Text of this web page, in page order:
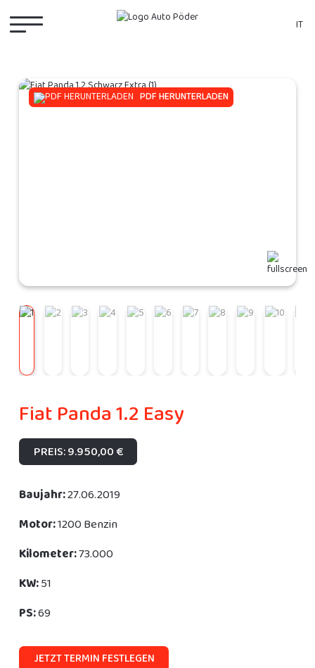
PDF HERUNTERLADEN
Fiat Panda 1.2 Easy
PREIS: 9.950,00 €
Baujahr:27.06.2019
Motor:1200 Benzin
Kilometer:73.000
KW:51
PS:69
JETZT TERMIN FESTLEGEN
IT